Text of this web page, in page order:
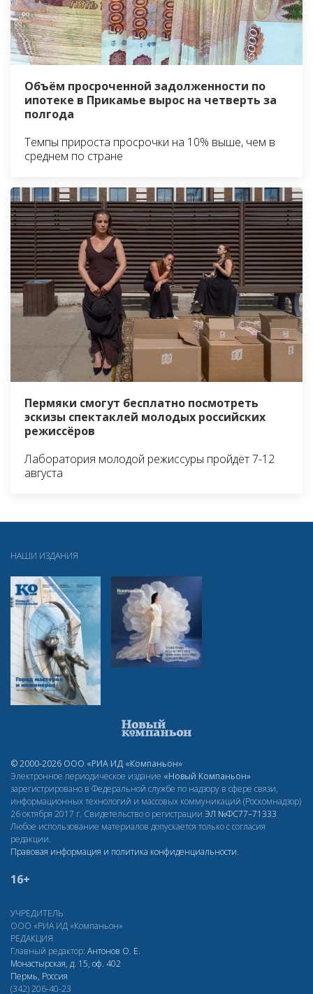
Объём просроченной задолженности по
ипотеке в Прикамье вырос на четверть за
полгода
Темпы прироста просрочки на 10% выше, чем в
среднем по стране
Пермяки смогут бесплатно посмотреть
эскизы спектаклей молодых российских
режиссёров
Лаборатория молодой режиссуры пройдёт 7-12
августа
НАШИ ИЗДАНИЯ
© 2000-2026 ООО «РИА ИД «Компаньон»
Электронное периодическое издание «Новый Компаньон»
зарегистрировано в Федеральной службе по надзору в сфере связи,
информационных технологий и массовых коммуникаций (Роскомнадзор)
26 октября 2017 г. Свидетельство о регистрации ЭЛ №ФС77–71333
Любое использование материалов допускается только с согласия
редакции.
Правовая информация и политика конфиденциальности.
16+
УЧРЕДИТЕЛЬ
ООО «РИА ИД «Компаньон»
РЕДАКЦИЯ
Главный редактор: Антонов О. Е.
Монастырская, д. 15, оф. 402
Пермь, Россия
(342) 206-40-23